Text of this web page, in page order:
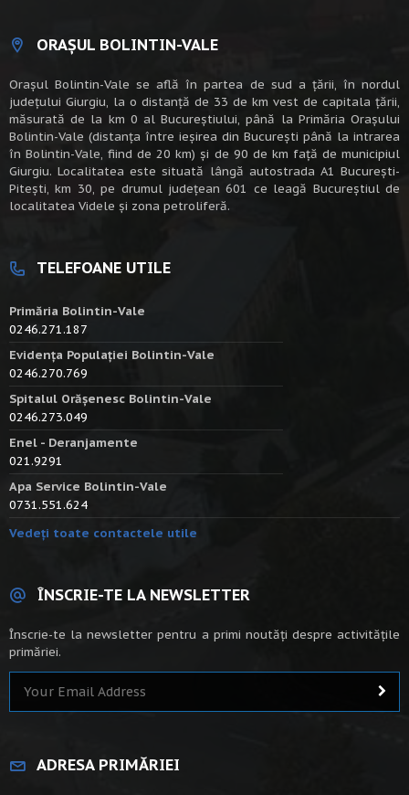
ORAȘUL BOLINTIN-VALE
Oraşul Bolintin-Vale se află în partea de sud a ţării, în nordul
judeţului Giurgiu, la o distanţă de 33 de km vest de capitala țării,
măsurată de la km 0 al Bucureștiului, până la Primăria Orașului
Bolintin-Vale (distanța între ieșirea din București până la intrarea
în Bolintin-Vale, fiind de 20 km) şi de 90 de km faţă de municipiul
Giurgiu. Localitatea este situată lângă autostrada A1 Bucureşti-
Piteşti, km 30, pe drumul judeţean 601 ce leagă Bucureştiul de
localitatea Videle şi zona petroliferă.
TELEFOANE UTILE
Primăria Bolintin-Vale
0246.271.187
Evidența Populației Bolintin-Vale
0246.270.769
Spitalul Orășenesc Bolintin-Vale
0246.273.049
Enel - Deranjamente
021.9291
Apa Service Bolintin-Vale
0731.551.624
Vedeți toate contactele utile
ÎNSCRIE-TE LA NEWSLETTER
Înscrie-te la newsletter pentru a primi noutăți despre activitățile
primăriei.
ADRESA PRIMĂRIEI